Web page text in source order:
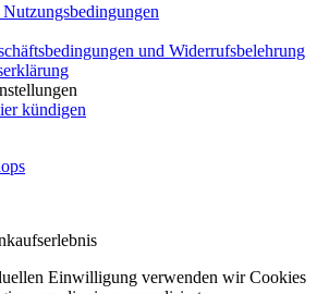
und Widerrufsbelehrung
kündigen
Einwilligung verwenden wir Cookies